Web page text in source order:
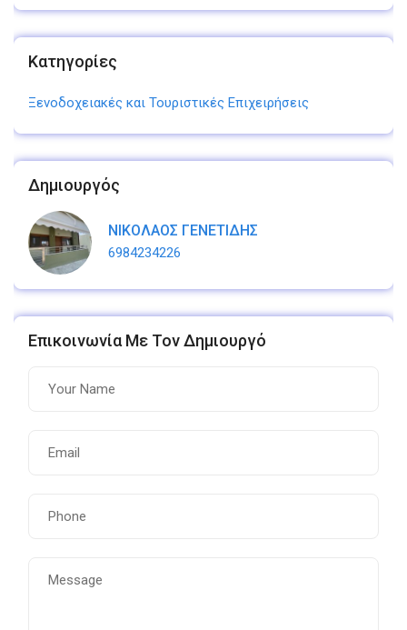
Κατηγορίες
Ξενοδοχειακές και Τουριστικές Επιχειρήσεις
Δημιουργός
ΝΙΚΟΛΑΟΣ ΓΕΝΕΤΙΔΗΣ
6984234226
Επικοινωνία Με Τον Δημιουργό